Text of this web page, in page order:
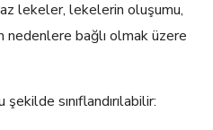
lekeler, lekelerin oluşumu,
bağlı olmak üzere
sınıflandırılabilir: